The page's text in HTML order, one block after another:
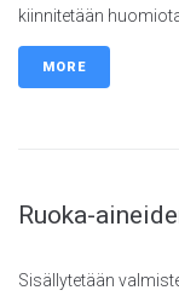
kiinnitetään
MORE
Ruoka-
Sisällytetään